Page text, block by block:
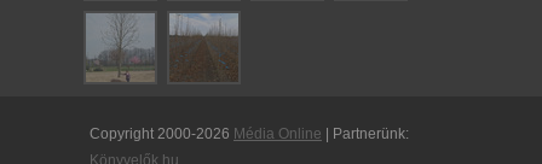
Copyright 2000-2026 Média Online | Partnerünk:
Könyvelők.hu